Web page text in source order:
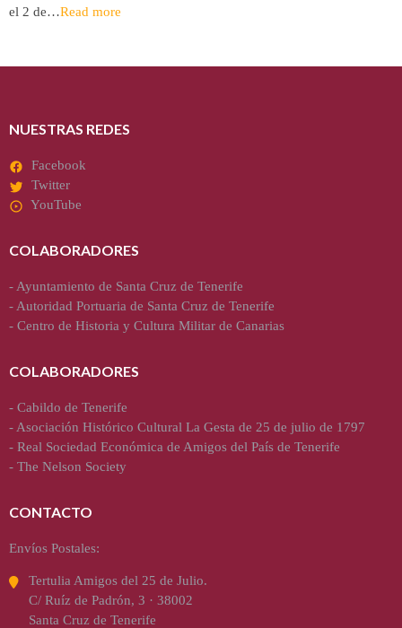
el 2 de…Read more
NUESTRAS REDES
Facebook
Twitter
YouTube
COLABORADORES
- Ayuntamiento de Santa Cruz de Tenerife
- Autoridad Portuaria de Santa Cruz de Tenerife
- Centro de Historia y Cultura Militar de Canarias
COLABORADORES
- Cabildo de Tenerife
- Asociación Histórico Cultural La Gesta de 25 de julio de 1797
- Real Sociedad Económica de Amigos del País de Tenerife
- The Nelson Society
CONTACTO
Envíos Postales:
Tertulia Amigos del 25 de Julio.
C/ Ruíz de Padrón, 3 · 38002
Santa Cruz de Tenerife